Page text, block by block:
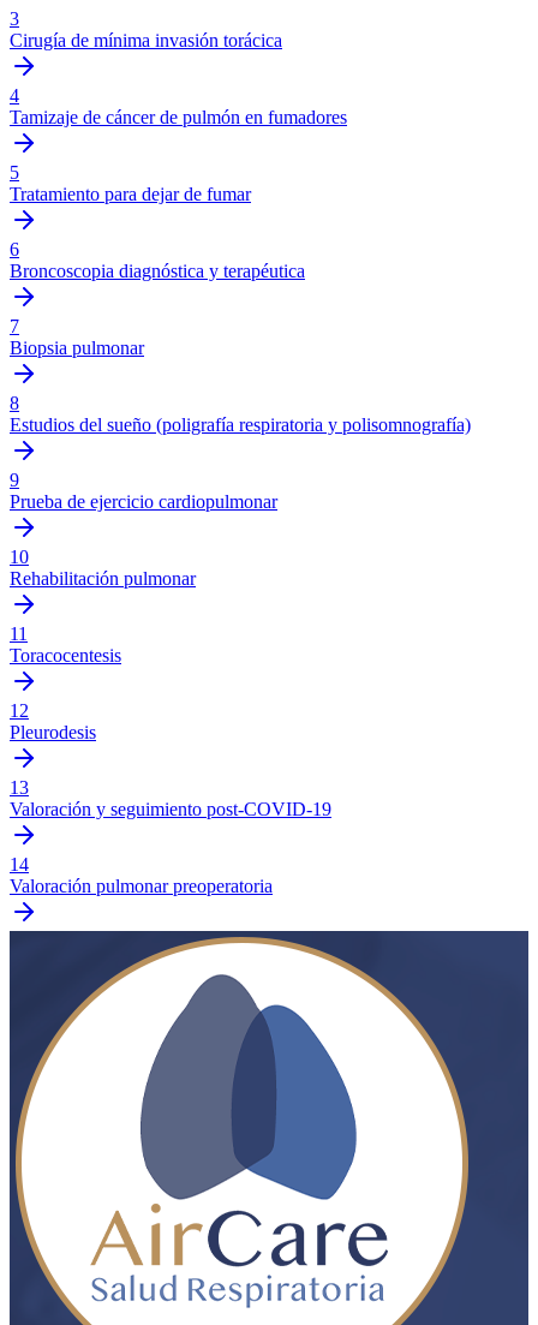
3
Cirugía de mínima invasión torácica
4
Tamizaje de cáncer de pulmón en fumadores
5
Tratamiento para dejar de fumar
6
Broncoscopia diagnóstica y terapéutica
7
Biopsia pulmonar
8
Estudios del sueño (poligrafía respiratoria y polisomnografía)
9
Prueba de ejercicio cardiopulmonar
10
Rehabilitación pulmonar
11
Toracocentesis
12
Pleurodesis
13
Valoración y seguimiento post-COVID-19
14
Valoración pulmonar preoperatoria